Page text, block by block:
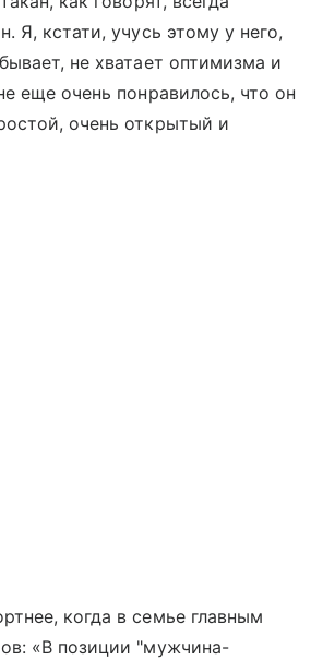
Я, кстати, учусь этому у него,
не хватает оптимизма и
еще очень понравилось, что он
очень открытый и
когда в семье главным
«В позиции "мужчина-